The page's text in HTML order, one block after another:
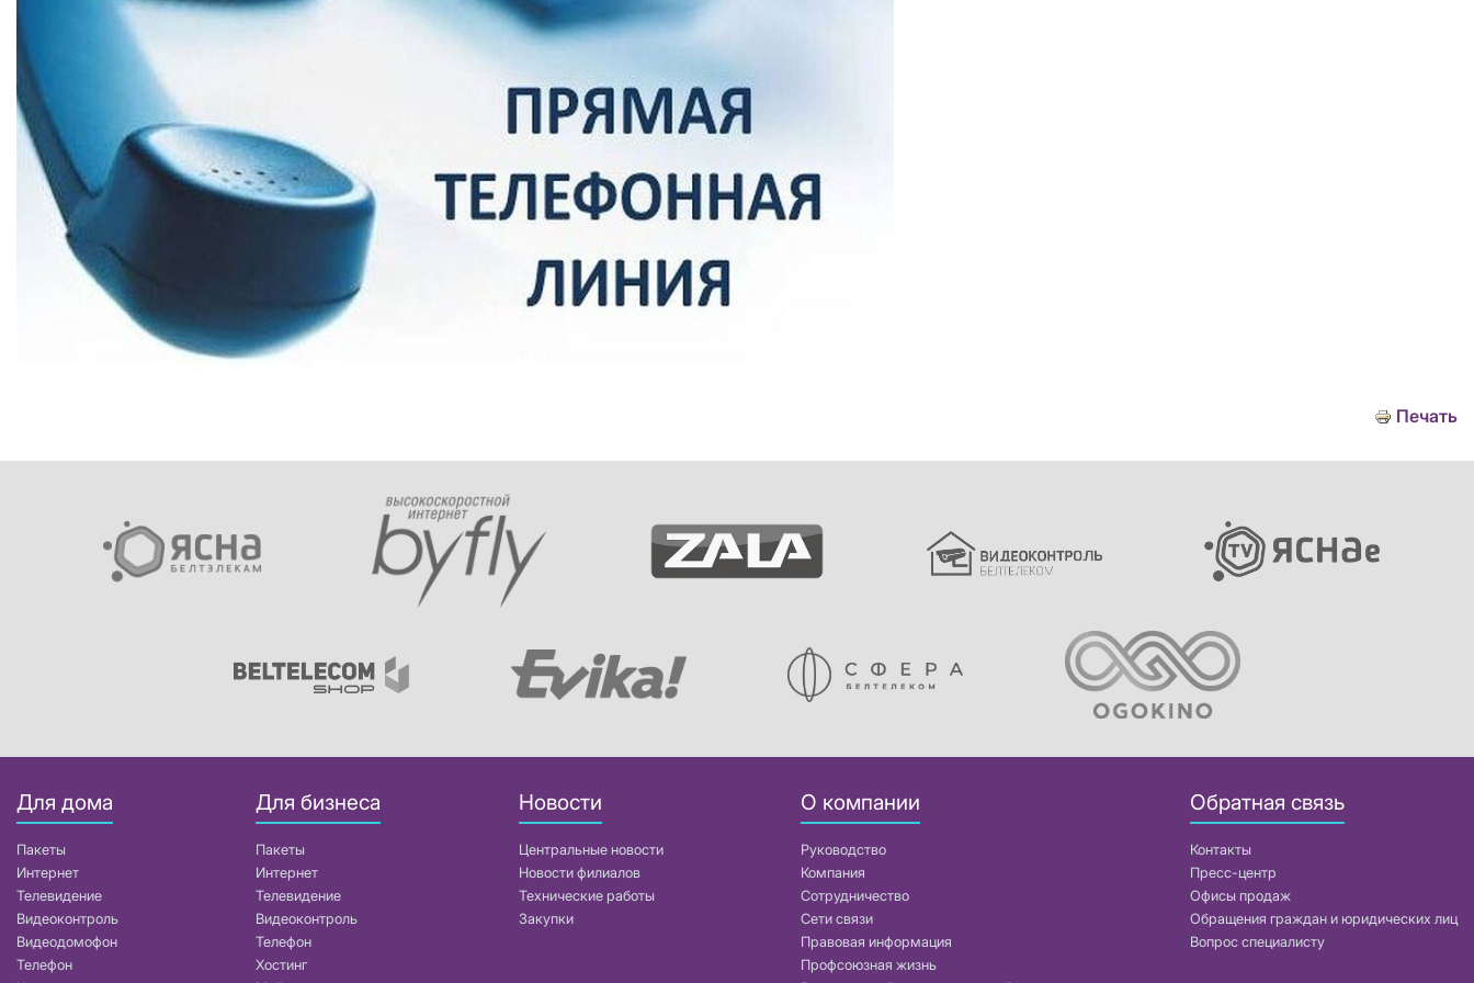
Печать
Для дома
Пакеты
Интернет
Телевидение
Видеоконтроль
Видеодомофон
Телефон
Для бизнеса
Пакеты
Интернет
Телевидение
Видеоконтроль
Телефон
Хостинг
Новости
Центральные новости
Новости филиалов
Технические работы
Закупки
О компании
Руководство
Компания
Сотрудничество
Сети связи
Правовая информация
Профсоюзная жизнь
Обратная связь
Контакты
Пресс-центр
Офисы продаж
Обращения граждан и юридических лиц
Вопрос специалисту